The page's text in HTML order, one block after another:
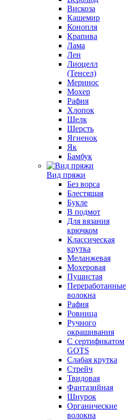
Вискоза
Кашемир
Конопля
Крапива
Лама
Лен
Лиоцелл
(Тенсел)
Меринос
Мохер
Рафия
Хлопок
Шелк
Шерсть
Ягненок
Як
Бамбук
Вид пряжи
Без ворса
Блестящая
Букле
В подмот
Для вязания
крючком
Классическая
крутка
Меланжевая
Мохеровая
Пушистая
Переработанные
волокна
Рафия
Ровница
Ручного
окрашивания
С сертификатом
GOTS
Слабая крутка
Стрейч
Твидовая
Фантазийная
Шнурок
Органические
волокна